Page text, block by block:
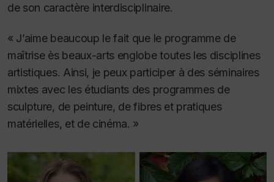
de son caractère interdisciplinaire.
« J’aime beaucoup le fait que le programme de
maîtrise ès beaux-arts englobe toutes les disciplines
artistiques. Ainsi, je peux participer à des séminaires
mixtes avec les étudiants des programmes de
sculpture, de peinture, de fibres et pratiques
matérielles, et de cinéma. »